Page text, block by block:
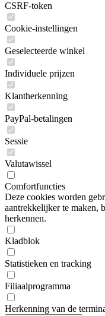
CSRF-token
Cookie-instellingen
Geselecteerde winkel
Individuele prijzen
Klantherkenning
PayPal-betalingen
Sessie
Valutawissel
Comfortfuncties
Deze cookies worden
aantrekkelijker te maken,
herkennen.
Kladblok
Statistieken en tracking
Filiaalprogramma
Herkenning van de